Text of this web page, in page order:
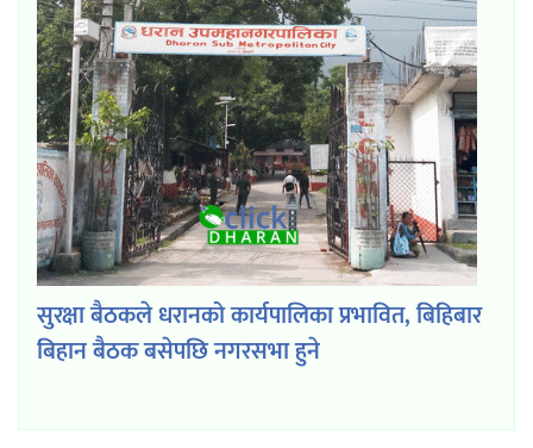
सुरक्षा बैठकले धरानको कार्यपालिका प्रभावित, बिहिबार
बिहान बैठक बसेपछि नगरसभा हुने